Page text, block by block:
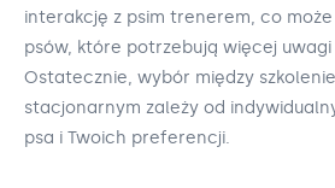
interakcję z psim trenerem, co
psów, które potrzebują więcej
Ostatecznie, wybór między
stacjonarnym zależy od
psa i Twoich preferencji.